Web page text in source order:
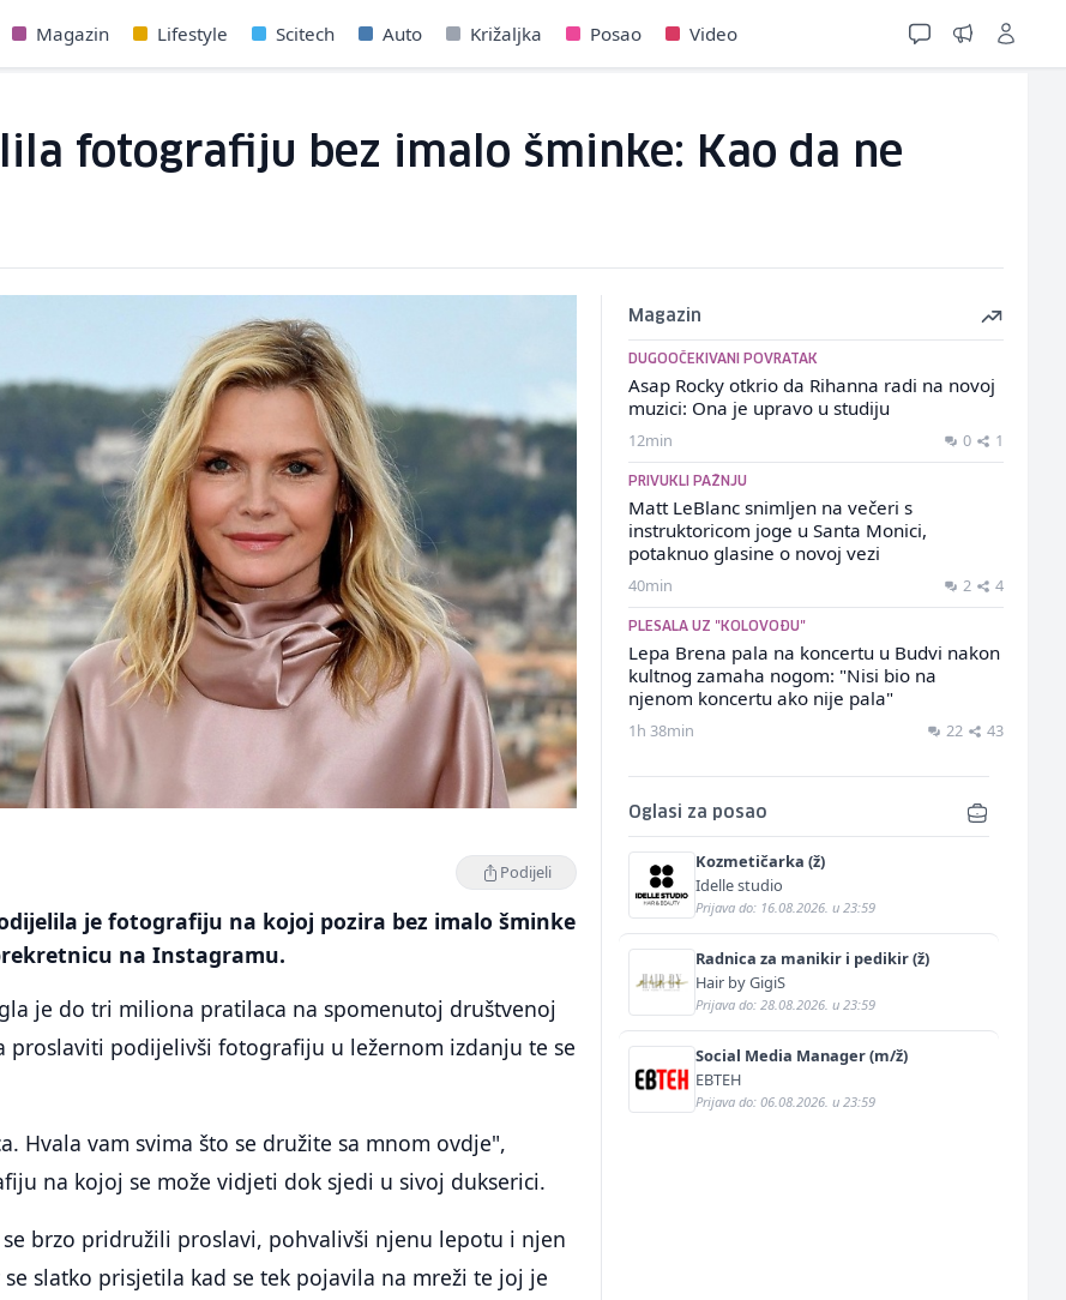
Magazin Lifestyle Scitech Auto Križaljka Posao Video
fotografiju bez imalo šminke: Kao da ne
Podijeli
je fotografiju na kojoj pozira bez imalo šminke
na Instagramu.
je do tri miliona pratilaca na spomenutoj društvenoj
proslaviti podijelivši fotografiju u ležernom izdanju te se
Hvala vam svima što se družite sa mnom ovdje",
na kojoj se može vidjeti dok sjedi u sivoj dukserici.
brzo pridružili proslavi, pohvalivši njenu lepotu i njen
slatko prisjetila kad se tek pojavila na mreži te joj je
Magazin
DUGOOČEKIVANI POVRATAK
Asap Rocky otkrio da Rihanna radi na novoj
muzici: Ona je upravo u studiju
12min 0 1
PRIVUKLI PAŽNJU
Matt LeBlanc snimljen na večeri s
instruktoricom joge u Santa Monici,
potaknuo glasine o novoj vezi
40min 2 4
PLESALA UZ "KOLOVOĐU"
Lepa Brena pala na koncertu u Budvi nakon
kultnog zamaha nogom: "Nisi bio na
njenom koncertu ako nije pala"
1h 38min 22 43
Oglasi za posao
Kozmetičarka (ž)
Idelle studio
Prijava do: 16.08.2026. u 23:59
Radnica za manikir i pedikir (ž)
Hair by GigiS
Prijava do: 28.08.2026. u 23:59
Social Media Manager (m/ž)
EBTEH
Prijava do: 06.08.2026. u 23:59